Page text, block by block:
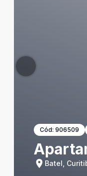
Cód: 906509
Batel,